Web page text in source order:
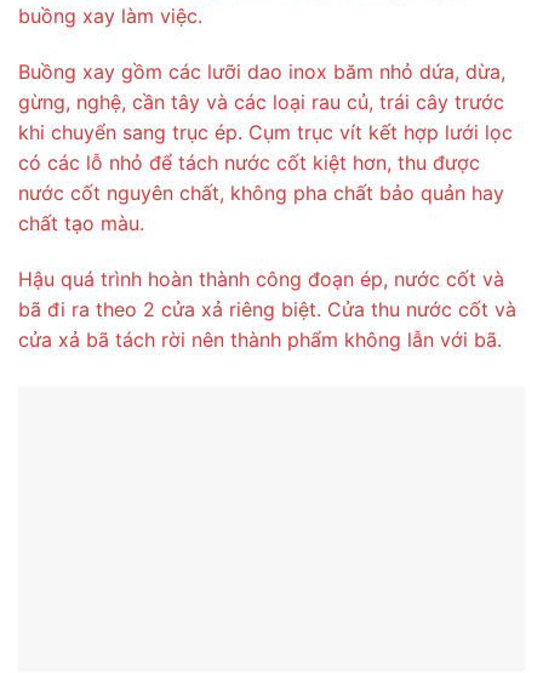
buồng xay làm việc.
Buồng xay gồm các lưỡi dao inox băm nhỏ dứa, dừa,
gừng, nghệ, cần tây và các loại rau củ, trái cây trước
khi chuyển sang trục ép. Cụm trục vít kết hợp lưới lọc
có các lỗ nhỏ để tách nước cốt kiệt hơn, thu được
nước cốt nguyên chất, không pha chất bảo quản hay
chất tạo màu.
Hậu quá trình hoàn thành công đoạn ép, nước cốt và
bã đi ra theo 2 cửa xả riêng biệt. Cửa thu nước cốt và
cửa xả bã tách rời nên thành phẩm không lẫn với bã.